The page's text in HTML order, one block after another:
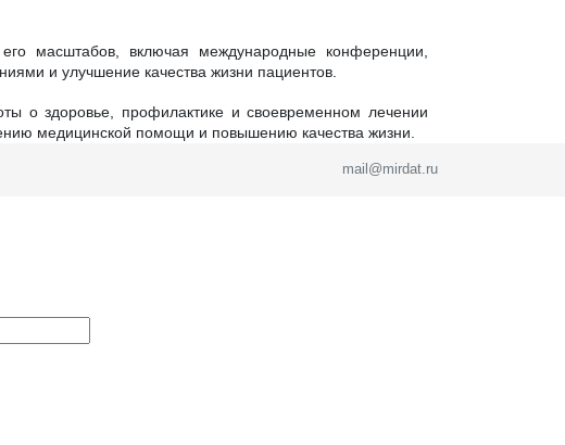
масштабов, включая международные конференции,
и улучшение качества жизни пациентов.
о здоровье, профилактике и своевременном лечении
медицинской помощи и повышению качества жизни.
mail@mirdat.ru